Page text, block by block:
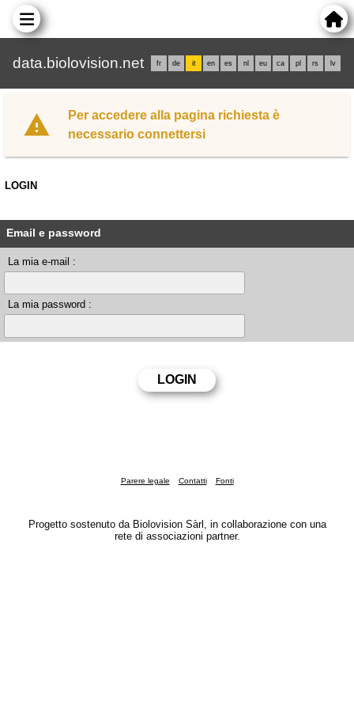
data.biolovision.net fr de it en es nl eu ca pl rs lv
Per accedere alla pagina richiesta è
necessario connettersi
LOGIN
Email e password
La mia e-mail :
La mia password :
Parere legale Contatti Fonti
Progetto sostenuto da Biolovision Sàrl, in collaborazione con una
rete di associazioni partner.